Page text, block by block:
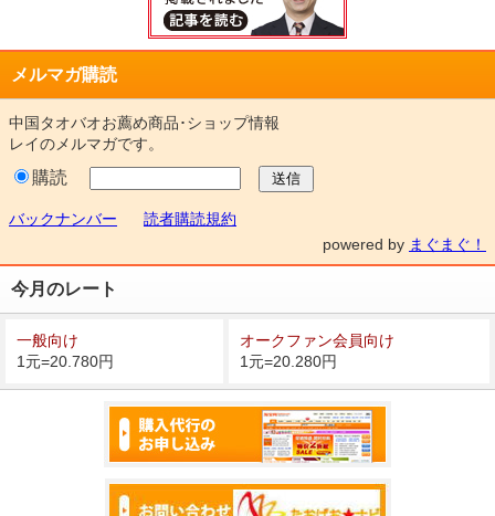
たりますので、注文及び発送はお休みとなります。何卒
ご了承のほど宜しくお願いいたします。
2013/10/1
超)となりました。
2013/8/1
２月８日～１６日までは中国の大型連休である春節にあ
たりますので、注文及び発送はお休みとなります。何卒
2012/12/10
年末年始の営業につきまして、１２月２９日～１月３日
までご注文受付は行っておりますが、お見積りは１月３
日以降となります。何卒ご了承のほど宜しくお願いいた
メルマガ購読
中国タオバオお薦め商品･ショップ情報
レイのメルマガです。
購読
バックナンバー
読者購読規約
powered by まぐまぐ！
今月のレート
一般向け
1元=20.780円
オークファン会員向け
1元=20.280円